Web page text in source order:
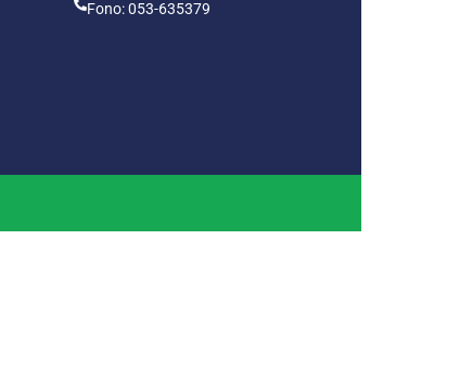
Fono: 053-635379